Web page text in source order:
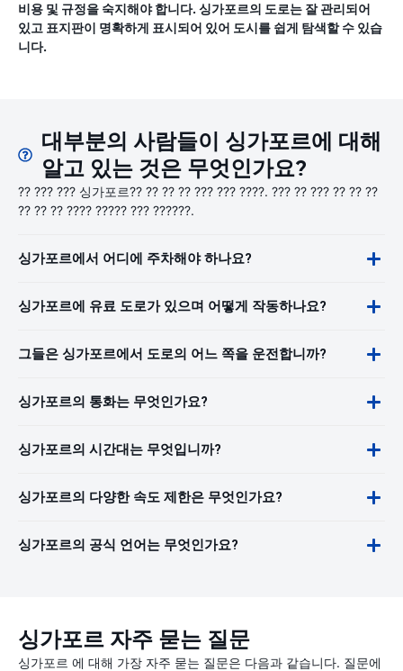
비용 및 규정을 숙지해야 합니다. 싱가포르의 도로는 잘 관리되어
있고 표지판이 명확하게 표시되어 있어 도시를 쉽게 탐색할 수 있습
니다.
대부분의 사람들이 싱가포르에 대해
알고 있는 것은 무엇인가요?
?? ??? ??? 싱가포르?? ?? ?? ?? ??? ??? ????. ??? ?? ??? ?? ?? ??
?? ?? ?? ???? ????? ??? ??????.
싱가포르에서 어디에 주차해야 하나요?
싱가포르에 유료 도로가 있으며 어떻게 작동하나요?
그들은 싱가포르에서 도로의 어느 쪽을 운전합니까?
싱가포르의 통화는 무엇인가요?
싱가포르의 시간대는 무엇입니까?
싱가포르의 다양한 속도 제한은 무엇인가요?
싱가포르의 공식 언어는 무엇인가요?
싱가포르 자주 묻는 질문
싱가포르 에 대해 가장 자주 묻는 질문은 다음과 같습니다. 질문에